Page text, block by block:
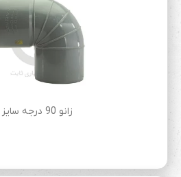
زانو 90 درجه سایز 110